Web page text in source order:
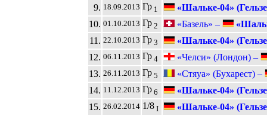
9. 18.09.2013 Гр 1
«Шальке-04»
10. 01.10.2013 Гр 2 «Базель» –
11. 22.10.2013 Гр 3
«Шальке-04»
12. 06.11.2013 Гр 4
«Челси» (Лондон) –
13. 26.11.2013 Гр 5
«Стяуа» (Бухарест) –
14. 11.12.2013 Гр 6
«Шальке-04»
15. 26.02.2014 1/8 I
«Шальке-04»